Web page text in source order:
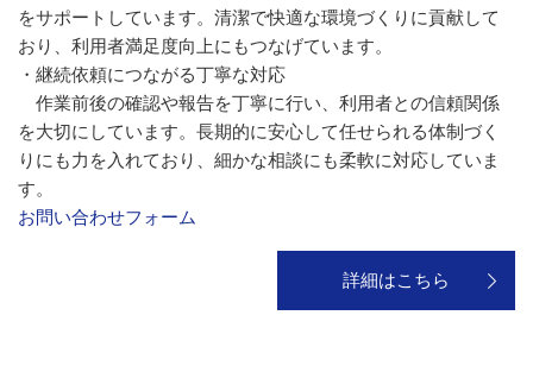
をサポートしています。清潔で快適な環境づくりに貢献して
おり、利用者満足度向上にもつなげています。
・継続依頼につながる丁寧な対応
作業前後の確認や報告を丁寧に行い、利用者との信頼関係
を大切にしています。長期的に安心して任せられる体制づく
りにも力を入れており、細かな相談にも柔軟に対応していま
す。
お問い合わせフォーム
詳細はこちら